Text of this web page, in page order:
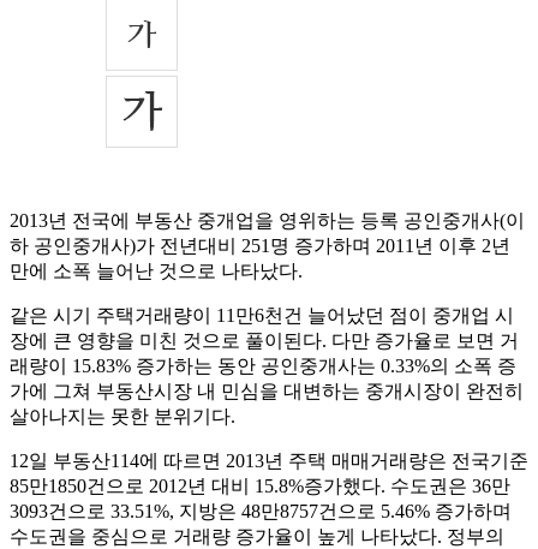
2013년 전국에 부동산 중개업을 영위하는 등록 공인중개사(이
하 공인중개사)가 전년대비 251명 증가하며 2011년 이후 2년
만에 소폭 늘어난 것으로 나타났다.
같은 시기 주택거래량이 11만6천건 늘어났던 점이 중개업 시
장에 큰 영향을 미친 것으로 풀이된다. 다만 증가율로 보면 거
래량이 15.83% 증가하는 동안 공인중개사는 0.33%의 소폭 증
가에 그쳐 부동산시장 내 민심을 대변하는 중개시장이 완전히
살아나지는 못한 분위기다.
12일 부동산114에 따르면 2013년 주택 매매거래량은 전국기준
85만1850건으로 2012년 대비 15.8%증가했다. 수도권은 36만
3093건으로 33.51%, 지방은 48만8757건으로 5.46% 증가하며
수도권을 중심으로 거래량 증가율이 높게 나타났다. 정부의